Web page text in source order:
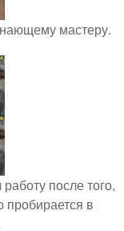
мастеру.
после того,
пробирается в